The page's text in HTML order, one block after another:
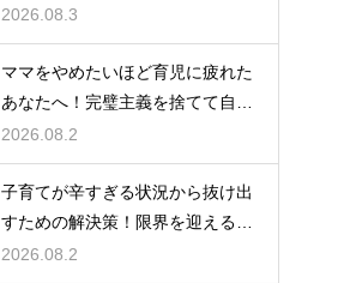
指さずに自分らしいペースで育児
をするためのヒント
2026.08.3
ママをやめたいほど育児に疲れた
あなたへ！完璧主義を捨てて自分
自身を大切にしながら心に余裕を
取り戻すための方法
2026.08.2
子育てが辛すぎる状況から抜け出
すための解決策！限界を迎える前
に試してほしいストレス解消法と
2026.08.2